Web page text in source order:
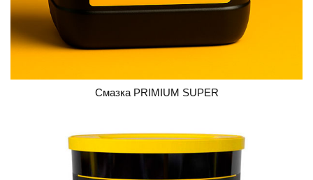
Смазка PRIMIUM SUPER